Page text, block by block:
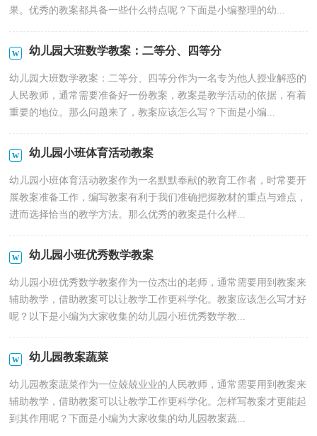
果。优秀的教案都具备一些什么特点呢？下面是小编整理的幼...
幼儿园大班数学教案：二等分、四等分
幼儿园大班数学教案：二等分、四等分作为一名专为他人授业解惑的
人民教师，通常需要准备好一份教案，教案是教学活动的依据，有着
重要的地位。那么问题来了，教案应该怎么写？下面是小编...
幼儿园小班体育活动教案
幼儿园小班体育活动教案作为一名默默奉献的教育工作者，时常要开
展教案准备工作，编写教案有利于我们准确把握教材的重点与难点，
进而选择恰当的教学方法。那么优秀的教案是什么样...
幼儿园小班优秀数学教案
幼儿园小班优秀数学教案作为一位杰出的老师，通常需要用到教案来
辅助教学，借助教案可以让教学工作更科学化。教案应该怎么写才好
呢？以下是小编为大家收集的幼儿园小班优秀数学教...
幼儿园教案蔬菜
幼儿园教案蔬菜作为一位兢兢业业的人民教师，通常需要用到教案来
辅助教学，借助教案可以让教学工作更科学化。怎样写教案才更能起
到其作用呢？下面是小编为大家收集的幼儿园教案蔬...